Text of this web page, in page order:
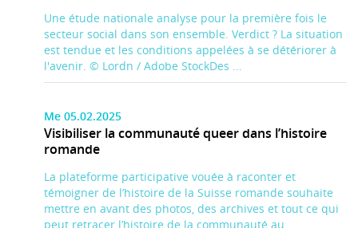
Une étude nationale analyse pour la première fois le
secteur social dans son ensemble. Verdict ? La situation
est tendue et les conditions appelées à se détériorer à
l'avenir. © Lordn / Adobe StockDes ...
Me 05.02.2025
Visibiliser la communauté queer dans l’histoire
romande
La plateforme participative vouée à raconter et
témoigner de l’histoire de la Suisse romande souhaite
mettre en avant des photos, des archives et tout ce qui
peut retracer l’histoire de la communauté au ...